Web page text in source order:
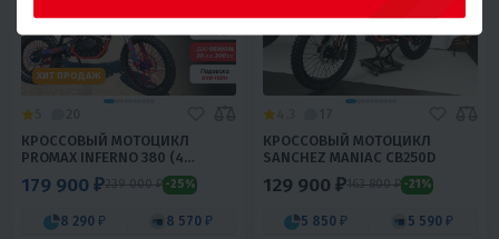
ХИТ ПРОДАЖ
КРОССОВЫЙ МОТОЦИКЛ
PROMAX INFERNO 380 (4
VALVES, 5 GEARS)
179 900 ₽239 000 ₽ -25%
8 290 ₽ 8 570 ₽
КРОССОВЫЙ МОТОЦИКЛ
SANCHEZ MANIAC CB250D
129 900 ₽163 800 ₽ -21%
5 850 ₽ 5 590 ₽